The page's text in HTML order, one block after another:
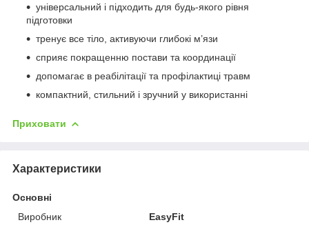
універсальний і підходить для будь-якого рівня
підготовки
тренує все тіло, активуючи глибокі м’язи
сприяє покращенню постави та координації
допомагає в реабілітації та профілактиці травм
компактний, стильний і зручний у використанні
Приховати
Характеристики
Основні
Виробник
EasyFit